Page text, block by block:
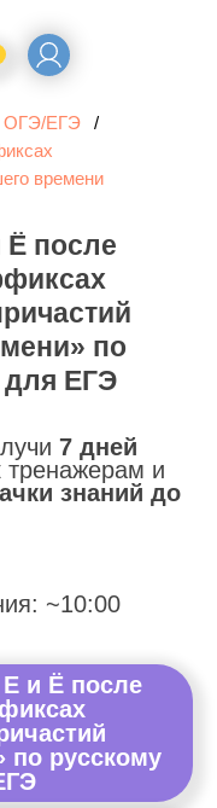
ОГЭ/ЕГЭ
времени
Ё после
по
для ЕГЭ
7 дней
и
знаний до
~10:00
и Ё после
по русскому